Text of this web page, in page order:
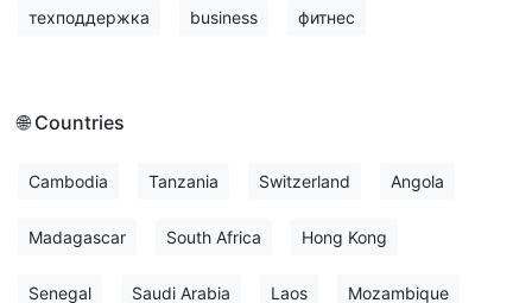
техподдержка business фитнес
🌐 Countries
Cambodia Tanzania Switzerland Angola
Madagascar South Africa Hong Kong
Senegal Saudi Arabia Laos Mozambique